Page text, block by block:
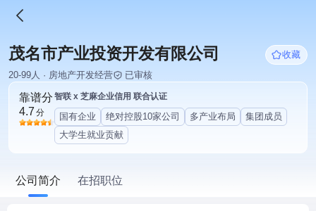
茂名市产业投资开发有限公司
收藏
20-99人 · 房地产开发经营
已审核
靠谱分
4.7 分
智联 x 芝麻企业信用 联合认证
国有企业 绝对控股10家公司 多产业布局
集团成员
大学生就业贡献
公司简介 在招职位